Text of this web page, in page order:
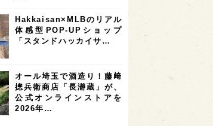
ガポール 1 カナダ 1
1
ェー 新宿区 1
1 鳥取県 1
1
Hakkaisan×MLBのリアル
体感型POP-UPショップ
「スタンドハッカイサ…
オール埼玉で酒造り！藤﨑
摠兵衛商店「長瀞蔵」が、
公式オンラインストアを
2026年…